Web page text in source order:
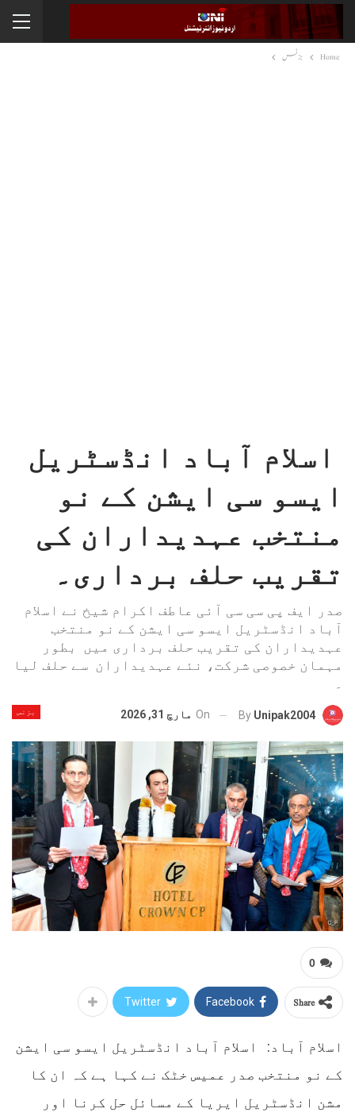
Home بزنس
اسلام آباد انڈسٹریل
ایسو سی ایشن کے نو
منتخب عہدیداران کی
تقریب حلف برداری۔
صدر ایف پی سی سی آئی عاطف اکرام شیخ نے اسلام
آباد انڈسٹریل ایسو سی ایشن کے نو منتخب
عہدیداران کی تقریب حلف برداری میں بطور
مہمان خصوصی شرکت، نئے عہدیداران سے حلف لیا
بزنس By Unipak2004
On مارچ 31, 2026
0
Share
Facebook
Twitter
اسلام آباد: اسلام آباد انڈسٹریل ایسو سی ایشن
کے نو منتخب صدر عمیس خٹک نے کہا ہے کہ ان کا
مشن انڈسٹریل ایریا کے مسائل حل کرنا اور